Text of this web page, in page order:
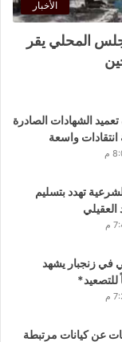
الأخبار
المحلي يقر
الشهادات الصادرة
واسعة
تهدد بتسليم
في زنجبار يشهد
للتصعيد*
عن كيانات مرتبطة